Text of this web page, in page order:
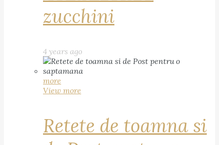
zucchini
4 years ago
more
View more
Retete de toamna si